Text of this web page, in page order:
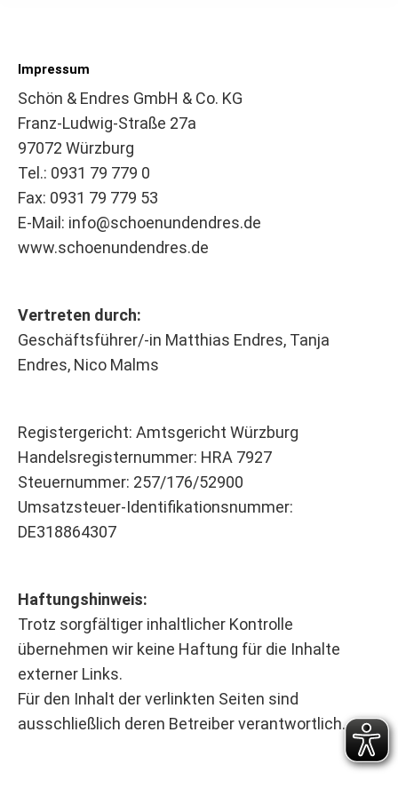
Impressum
Schön & Endres GmbH & Co. KG
Franz-Ludwig-Straße 27a
97072 Würzburg
Tel.: 0931 79 779 0
Fax: 0931 79 779 53
E-Mail: info@schoenundendres.de
www.schoenundendres.de
Vertreten durch:
Geschäftsführer/-in Matthias Endres, Tanja
Endres, Nico Malms
Registergericht: Amtsgericht Würzburg
Handelsregisternummer: HRA 7927
Steuernummer: 257/176/52900
Umsatzsteuer-Identifikationsnummer:
DE318864307
Haftungshinweis:
Trotz sorgfältiger inhaltlicher Kontrolle
übernehmen wir keine Haftung für die Inhalte
externer Links.
Für den Inhalt der verlinkten Seiten sind
ausschließlich deren Betreiber verantwortlich.